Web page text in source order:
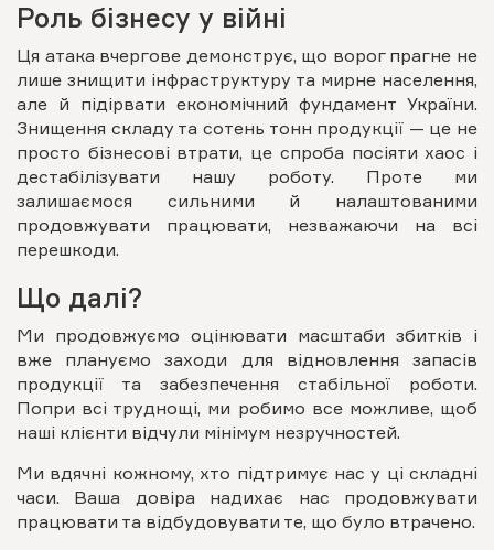
Роль бізнесу у війні
Ця атака вчергове демонструє, що ворог прагне не
лише знищити інфраструктуру та мирне населення,
але й підірвати економічний фундамент України.
Знищення складу та сотень тонн продукції — це не
просто бізнесові втрати, це спроба посіяти хаос і
дестабілізувати нашу роботу. Проте ми
залишаємося сильними й налаштованими
продовжувати працювати, незважаючи на всі
перешкоди.
Що далі?
Ми продовжуємо оцінювати масштаби збитків і
вже плануємо заходи для відновлення запасів
продукції та забезпечення стабільної роботи.
Попри всі труднощі, ми робимо все можливе, щоб
наші клієнти відчули мінімум незручностей.
Ми вдячні кожному, хто підтримує нас у ці складні
часи. Ваша довіра надихає нас продовжувати
працювати та відбудовувати те, що було втрачено.